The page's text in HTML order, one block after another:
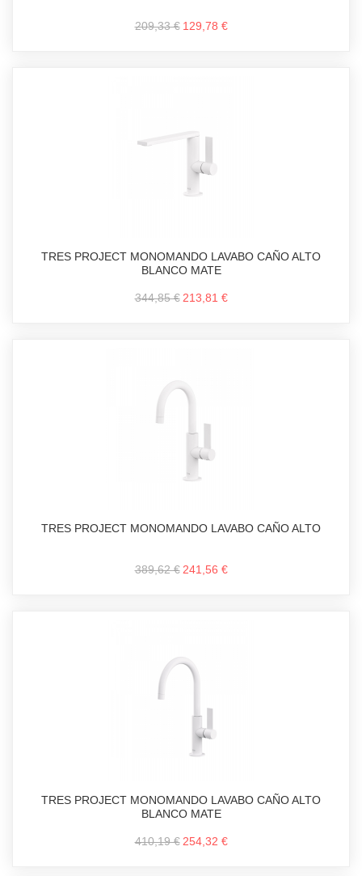
209,33 € 129,78 €
TRES PROJECT MONOMANDO LAVABO CAÑO ALTO
BLANCO MATE
344,85 € 213,81 €
TRES PROJECT MONOMANDO LAVABO CAÑO ALTO
389,62 € 241,56 €
TRES PROJECT MONOMANDO LAVABO CAÑO ALTO
BLANCO MATE
410,19 € 254,32 €